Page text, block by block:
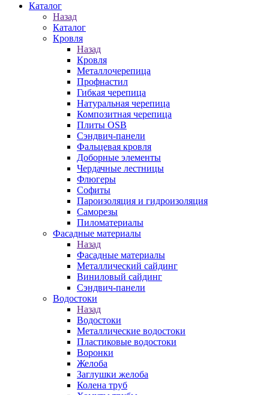
Каталог
Назад
Каталог
Кровля
Назад
Кровля
Металлочерепица
Профнастил
Гибкая черепица
Натуральная черепица
Композитная черепица
Плиты OSB
Сэндвич-панели
Фальцевая кровля
Доборные элементы
Чердачные лестницы
Флюгеры
Софиты
Пароизоляция и гидроизоляция
Саморезы
Пиломатериалы
Фасадные материалы
Назад
Фасадные материалы
Металлический сайдинг
Виниловый сайдинг
Сэндвич-панели
Водостоки
Назад
Водостоки
Металлические водостоки
Пластиковые водостоки
Воронки
Желоба
Заглушки желоба
Колена труб